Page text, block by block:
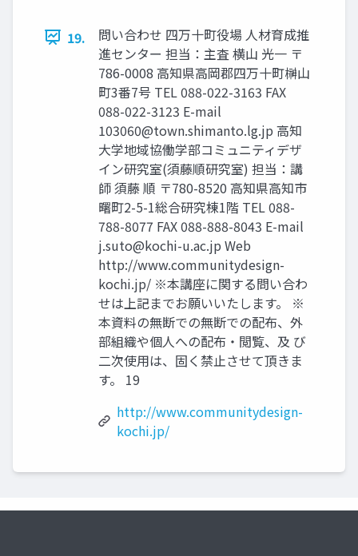
19.
問い合わせ 四万十町役場 人材育成推
進センター 担当：主査 横山 光一 〒
786-0008 高知県高岡郡四万十町榊山
町3番7号 TEL 088-022-3163 FAX
088-022-3123 E-mail
103060@town.shimanto.lg.jp 高知
大学地域協働学部コミュニティデザ
イン研究室(須藤順研究室) 担当：講
師 須藤 順 〒780-8520 高知県高知市
曙町2-5-1総合研究棟1階 TEL 088-
788-8077 FAX 088-888-8043 E-mail
j.suto@kochi-u.ac.jp Web
http://www.communitydesign-
kochi.jp/ ※本講座に関する問い合わ
せは上記までお願いいたします。 ※
本資料の無断での無断での配布、外
部組織や個人への配布・閲覧、及 び
二次使用は、固く禁止させて頂きま
す。 19
http://www.communitydesign-
kochi.jp/